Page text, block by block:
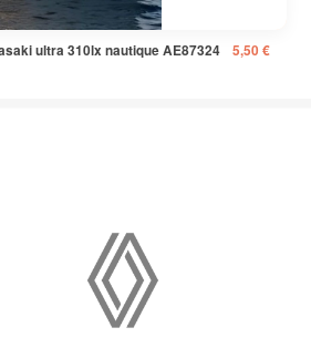
ultra 310lx nautique AE87324 5,50 €